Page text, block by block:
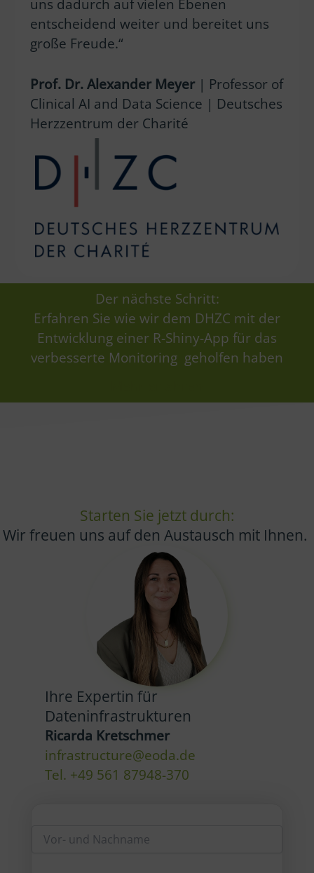
uns dadurch auf vielen Ebenen
entscheidend weiter und bereitet uns
große Freude.“
Prof. Dr. Alexander Meyer| Professor of
Clinical AI and Data Science | Deutsches
Herzzentrum der Charité
Der nächste Schritt:
Erfahren Sie wie wir dem DHZC mit der
Entwicklung einer R-Shiny-App für das
verbesserte Monitoring geholfen haben
Starten Sie jetzt durch:
Wir freuen uns auf den Austausch mit Ihnen.
Ihre Expertin für
Dateninfrastrukturen
Ricarda Kretschmer
infrastructure@eoda.de
Tel. +49 561 87948-370